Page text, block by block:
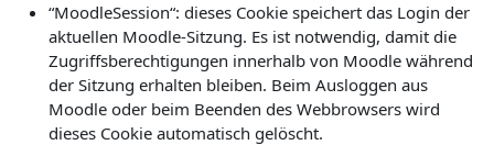
“MoodleSession“: dieses Cookie speichert das Login der
aktuellen Moodle-Sitzung. Es ist notwendig, damit die
Zugriffsberechtigungen innerhalb von Moodle während
der Sitzung erhalten bleiben. Beim Ausloggen aus
Moodle oder beim Beenden des Webbrowsers wird
dieses Cookie automatisch gelöscht.